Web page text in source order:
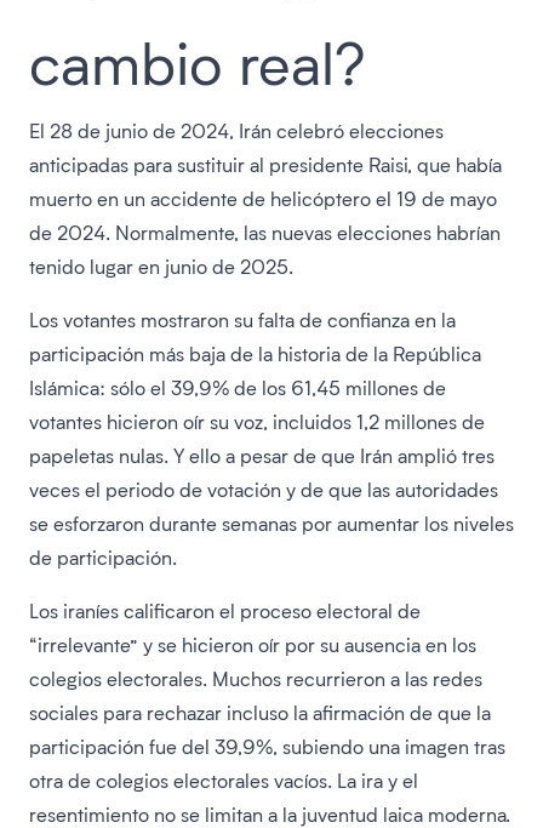
cambio real?
El 28 de junio de 2024, Irán celebró elecciones
anticipadas para sustituir al presidente Raisi, que había
muerto en un accidente de helicóptero el 19 de mayo
de 2024. Normalmente, las nuevas elecciones habrían
tenido lugar en junio de 2025.
Los votantes mostraron su falta de confianza en la
participación más baja de la historia de la República
Islámica: sólo el 39,9% de los 61,45 millones de
votantes hicieron oír su voz, incluidos 1,2 millones de
papeletas nulas. Y ello a pesar de que Irán amplió tres
veces el periodo de votación y de que las autoridades
se esforzaron durante semanas por aumentar los niveles
de participación.
Los iraníes calificaron el proceso electoral de
“irrelevante” y se hicieron oír por su ausencia en los
colegios electorales. Muchos recurrieron a las redes
sociales para rechazar incluso la afirmación de que la
participación fue del 39,9%, subiendo una imagen tras
otra de colegios electorales vacíos. La ira y el
resentimiento no se limitan a la juventud laica moderna.